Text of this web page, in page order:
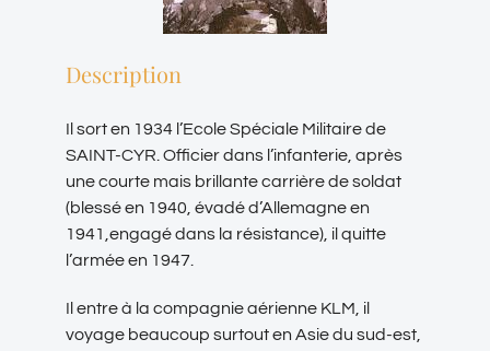
Description
Il sort en 1934 l’Ecole Spéciale Militaire de
SAINT-CYR. Officier dans l’infanterie, après
une courte mais brillante carrière de soldat
(blessé en 1940, évadé d’Allemagne en
1941,engagé dans la résistance), il quitte
l’armée en 1947.
Il entre à la compagnie aérienne KLM, il
voyage beaucoup surtout en Asie du sud-est,